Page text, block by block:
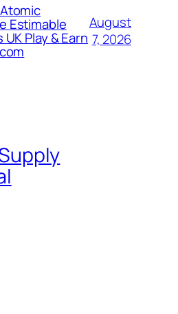
Estimable
Play & Earn
August
7, 2026